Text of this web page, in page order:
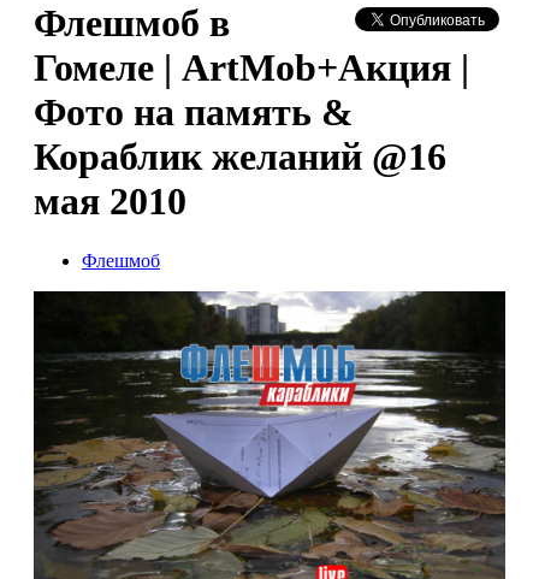
Флешмоб в
Гомеле | ArtMob+Акция |
Фото на память &
Кораблик желаний @16
мая 2010
Флешмоб